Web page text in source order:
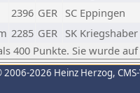
2396 GER SC Eppingen
2285 GER SK Kriegshaber
400 Punkte. Sie wurde
2006-2026 Heinz Herzog,